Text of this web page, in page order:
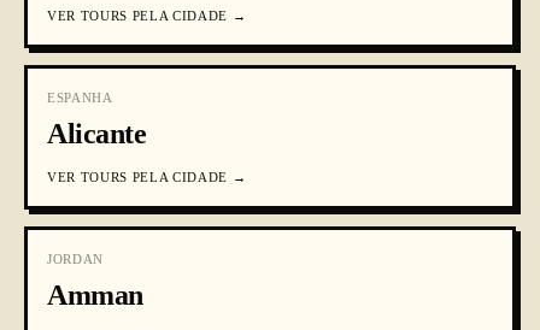
VER TOURS PELA CIDADE →
ESPANHA
Alicante
VER TOURS PELA CIDADE →
JORDAN
Amman